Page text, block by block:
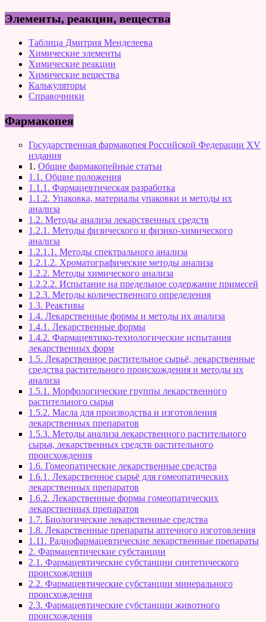
Элементы, реакции, вещества
Таблица Дмитрия Менделеева
Химические элементы
Химические реакции
Химические вещества
Калькуляторы
Справочники
Фармакопея
Государственная фармакопея Российской Федерации XV
издания
1. Общие фармакопейные статьи
1.1. Общие положения
1.1.1. Фармацевтическая разработка
1.1.2. Упаковка, материалы упаковки и методы их
анализа
1.2. Методы анализа лекарственных средств
1.2.1. Методы физического и физико-химического
анализа
1.2.1.1. Методы спектрального анализа
1.2.1.2. Хроматографические методы анализа
1.2.2. Методы химического анализа
1.2.2.2. Испытание на предельное содержание примесей
1.2.3. Методы количественного определения
1.3. Реактивы
1.4. Лекарственные формы и методы их анализа
1.4.1. Лекарственные формы
1.4.2. Фармацевтико-технологические испытания
лекарственных форм
1.5. Лекарственное растительное сырьё, лекарственные
средства растительного происхождения и методы их
анализа
1.5.1. Морфологические группы лекарственного
растительного сырья
1.5.2. Масла для производства и изготовления
лекарственных препаратов
1.5.3. Методы анализа лекарственного растительного
сырья, лекарственных средств растительного
происхождения
1.6. Гомеопатические лекарственные средства
1.6.1. Лекарственное сырьё для гомеопатических
лекарственных препаратов
1.6.2. Лекарственные формы гомеопатических
лекарственных препаратов
1.7. Биологические лекарственные средства
1.8. Лекарственные препараты аптечного изготовления
1.11. Радиофармацевтические лекарственные препараты
2. Фармацевтические субстанции
2.1. Фармацевтические субстанции синтетического
происхождения
2.2. Фармацевтические субстанции минерального
происхождения
2.3. Фармацевтические субстанции животного
происхождения